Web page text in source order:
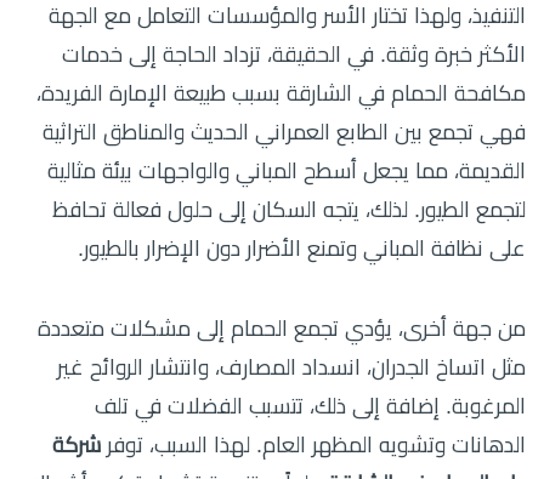
التنفيذ، ولهذا تختار الأسر والمؤسسات التعامل مع الجهة
الأكثر خبرة وثقة. في الحقيقة، تزداد الحاجة إلى خدمات
مكافحة الحمام في الشارقة بسبب طبيعة الإمارة الفريدة،
فهي تجمع بين الطابع العمراني الحديث والمناطق التراثية
القديمة، مما يجعل أسطح المباني والواجهات بيئة مثالية
لتجمع الطيور. لذلك، يتجه السكان إلى حلول فعالة تحافظ
على نظافة المباني وتمنع الأضرار دون الإضرار بالطيور.
من جهة أخرى، يؤدي تجمع الحمام إلى مشكلات متعددة
مثل اتساخ الجدران، انسداد المصارف، وانتشار الروائح غير
المرغوبة. إضافة إلى ذلك، تتسبب الفضلات في تلف
الدهانات وتشويه المظهر العام. لهذا السبب، توفر شركة